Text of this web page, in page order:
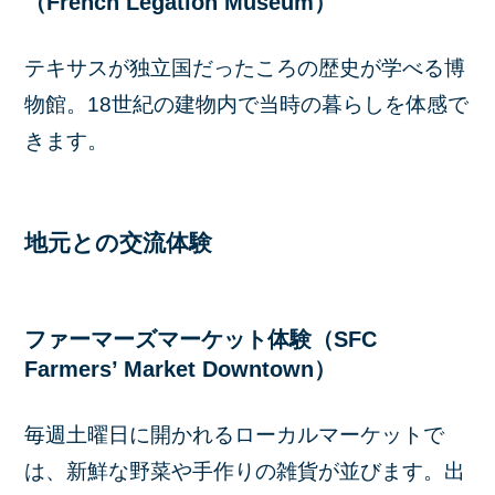
テキサスが独立国だったころの歴史が学べる博
物館。18世紀の建物内で当時の暮らしを体感で
きます。
地元との交流体験
ファーマーズマーケット体験（SFC
Farmers’ Market Downtown）
毎週土曜日に開かれるローカルマーケットで
は、新鮮な野菜や手作りの雑貨が並びます。出